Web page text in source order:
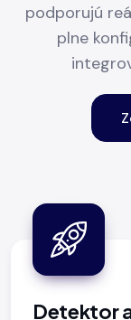
podporujú
plne
Detektor